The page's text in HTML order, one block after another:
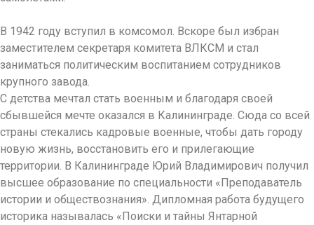
В 1942 году вступил в комсомол. Вскоре был избран
заместителем секретаря комитета ВЛКСМ и стал
заниматься политическим воспитанием сотрудников
крупного завода.
С детства мечтал стать военным и благодаря своей
сбывшейся мечте оказался в Калининграде. Сюда со всей
страны стекались кадровые военные, чтобы дать городу
новую жизнь, восстановить его и прилегающие
территории. В Калининграде Юрий Владимирович получил
высшее образование по специальности «Преподаватель
истории и обществознания». Дипломная работа будущего
историка называлась «Поиски и тайны Янтарной